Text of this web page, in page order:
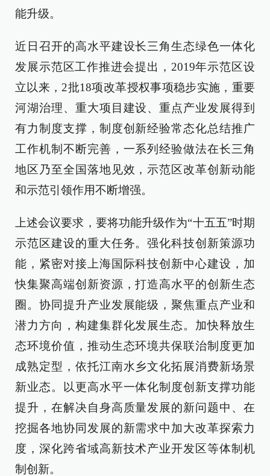
能升级。
近日召开的高水平建设长三角生态绿色一体化
发展示范区工作推进会提出，2019年示范区设
立以来，2批18项改革授权事项稳步实施，重要
河湖治理、重大项目建设、重点产业发展得到
有力制度支撑，制度创新经验常态化总结推广
工作机制不断完善，一系列经验做法在长三角
地区乃至全国落地见效，示范区改革创新动能
和示范引领作用不断增强。
上述会议要求，要将功能升级作为“十五五”时期
示范区建设的重大任务。强化科技创新策源功
能，紧密对接上海国际科技创新中心建设，加
快集聚高端创新资源，打造高水平的创新生态
圈。协同提升产业发展能级，聚焦重点产业和
潜力方向，构建集群化发展生态。加快释放生
态环境价值，推动生态环境共保联治制度更加
成熟定型，依托江南水乡文化拓展消费新场景
新业态。以更高水平一体化制度创新支撑功能
提升，在解决自身高质量发展的新问题中、在
挖掘各地协同发展的新需求中加大改革探索力
度，深化跨省域高新技术产业开发区等体制机
制创新。